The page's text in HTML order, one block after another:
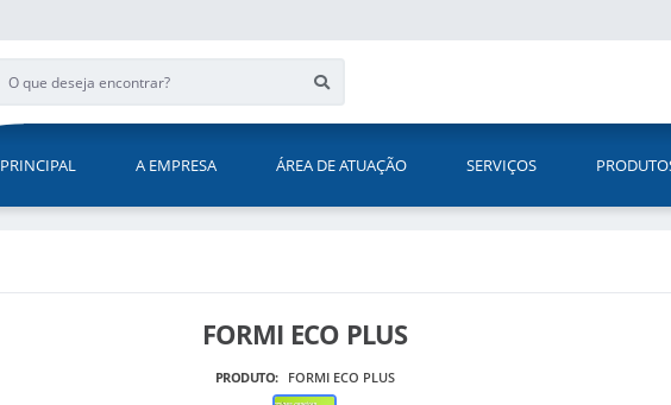
PRINCIPAL A EMPRESA ÁREA DE ATUAÇÃO SERVIÇOS
FORMI ECO PLUS
PRODUTO: FORMI ECO PLUS